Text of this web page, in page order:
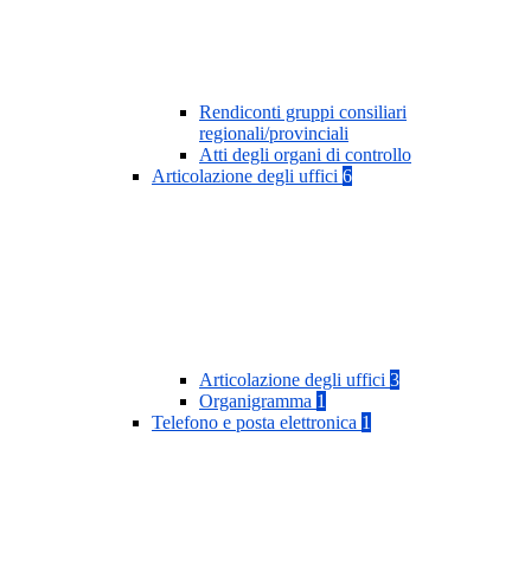
Rendiconti gruppi consiliari
regionali/provinciali
Atti degli organi di controllo
Articolazione degli uffici 6
Articolazione degli uffici 3
Organigramma 1
Telefono e posta elettronica 1